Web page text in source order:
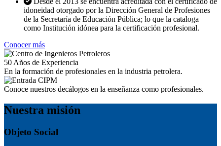
idoneidad otorgado por la Dirección General de Profesiones
de la Secretaría de Educación Pública; lo que la cataloga
como Institución idónea para la certificación profesional.
Conocer más
50 Años de Experiencia
En la formación de profesionales en la industria petrolera.
Conoce nuestros decálogos en la enseñanza como profesionales.
Nuestra misión
Objeto Social